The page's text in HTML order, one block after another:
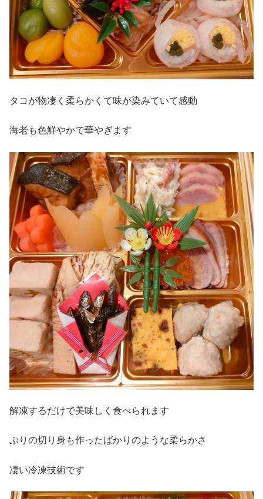
タコが物凄く柔らかくて味が染みていて感動
海老も色鮮やかで華やぎます
解凍するだけで美味しく食べられます
ぶりの切り身も作ったばかりのような柔らかさ
凄い冷凍技術です